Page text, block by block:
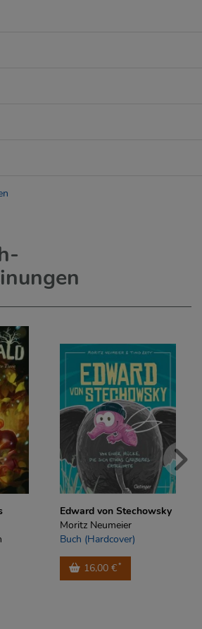
Edward von Stechowsky
Moritz Neumeier
Buch (Hardcover)
16,00 €*